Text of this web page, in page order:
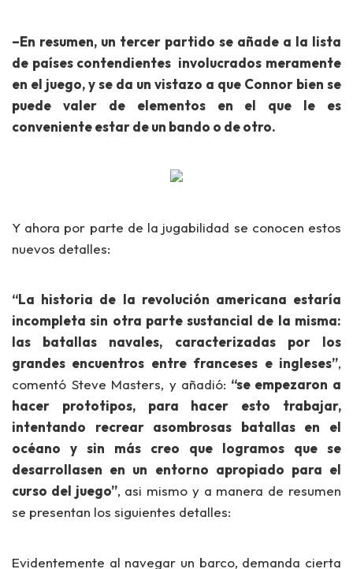
–En resumen, un tercer partido se añade a la lista
de países contendientes involucrados meramente
en el juego, y se da un vistazo a que Connor bien se
puede valer de elementos en el que le es
conveniente estar de un bando o de otro.
Y ahora por parte de la jugabilidad se conocen estos
nuevos detalles:
“La historia de la revolución americana estaría
incompleta sin otra parte sustancial de la misma:
las batallas navales, caracterizadas por los
grandes encuentros entre franceses e ingleses”,
comentó Steve Masters, y añadió: “se empezaron a
hacer prototipos, para hacer esto trabajar,
intentando recrear asombrosas batallas en el
océano y sin más creo que logramos que se
desarrollasen en un entorno apropiado para el
curso del juego”, asi mismo y a manera de resumen
se presentan los siguientes detalles:
Evidentemente al navegar un barco, demanda cierta